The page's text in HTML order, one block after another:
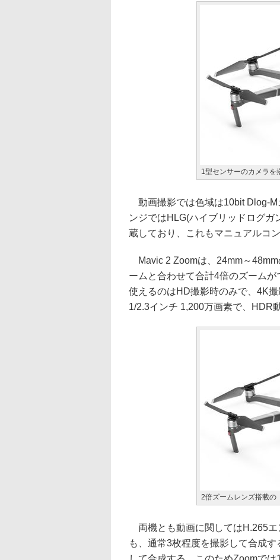
1型センサーのカメラを
動画撮影では色域は10bit Dlog-M
ンジではHLG(ハイブリッドログガ
蔵しており、これもマニュアルコ
Mavic 2 Zoomは、24mm～
ームと合わせて合計4倍のズーム
使えるのはHD撮影時のみで、4K
1/2.3インチ 1,200万画素で、HDR
2倍ズームレンズ搭載の
両機とも動画に関してはH.265
も、通常3枚程度を撮影して合成